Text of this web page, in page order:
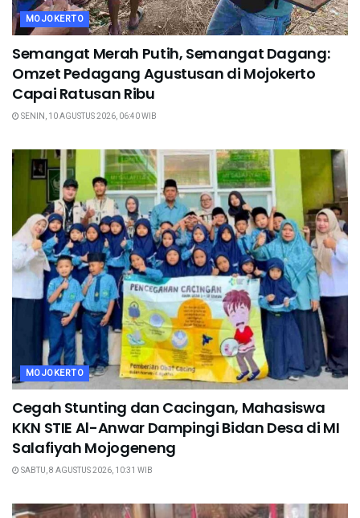
MOJOKERTO
Semangat Merah Putih, Semangat Dagang:
Omzet Pedagang Agustusan di Mojokerto
Capai Ratusan Ribu
SENIN, 10 AGUSTUS 2026, 06:40 WIB
MOJOKERTO
Cegah Stunting dan Cacingan, Mahasiswa
KKN STIE Al-Anwar Dampingi Bidan Desa di MI
Salafiyah Mojogeneng
SABTU, 8 AGUSTUS 2026, 10:31 WIB